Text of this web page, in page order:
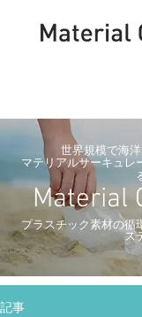
世界規模で海
マテリアルサーキュレ
Material
プラスチック素材の循
ス
記事